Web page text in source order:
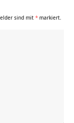
sind mit * markiert.